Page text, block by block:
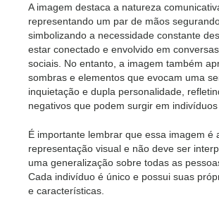
A imagem destaca a natureza
representando um par de mãos
simbolizando a necessidade constante
estar conectado e envolvido em
sociais. No entanto, a imagem também
sombras e elementos que evocam uma
inquietação e dupla personalidade,
negativos que podem surgir em indivíduos
É importante lembrar que essa imagem é
representação visual e não deve ser
uma generalização sobre todas as
Cada indivíduo é único e possui suas
e características.